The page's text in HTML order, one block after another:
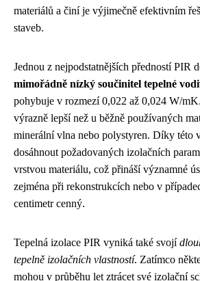
materiálů a činí je výjimečně efektivním
staveb.
Jednou z nejpodstatnějších předností PIR
mimořádně nízký součinitel tepelné
pohybuje v rozmezí 0,022 až 0,024 W/
výrazně lepší než u běžně používaných
minerální vlna nebo polystyren. Díky této
dosáhnout požadovaných izolačních
vrstvou materiálu, což přináší významné
zejména při rekonstrukcích nebo v
centimetr cenný.
Tepelná izolace PIR vyniká také svojí
tepelně izolačních vlastností. Zatímco
mohou v průběhu let ztrácet své izolační